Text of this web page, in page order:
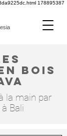
178895387
bois
la main par
Bali